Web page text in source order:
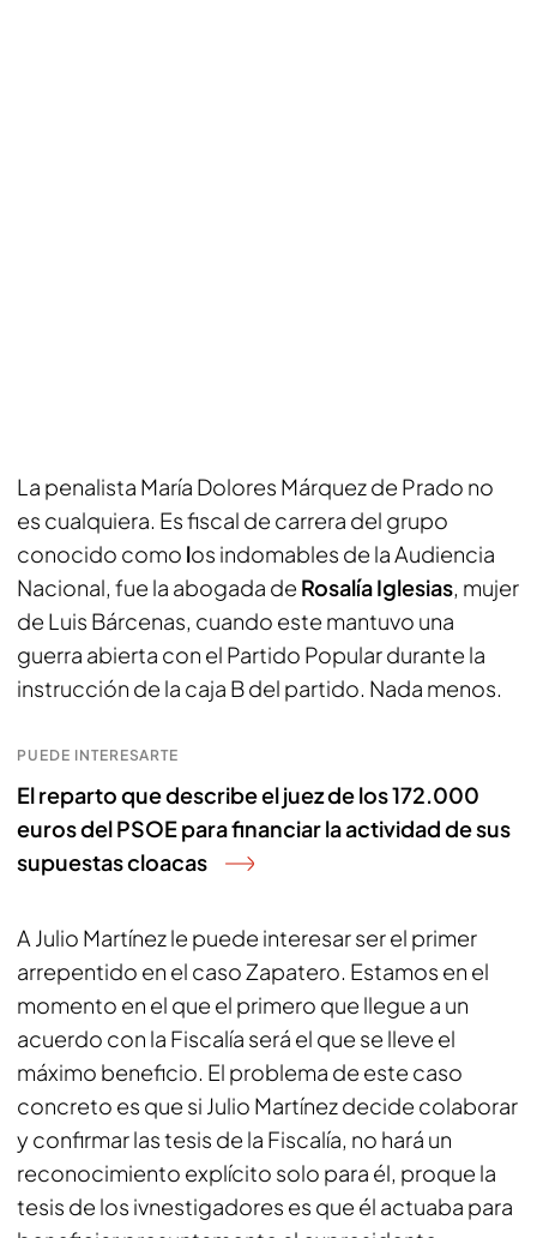
La penalista María Dolores Márquez de Prado no
es cualquiera. Es fiscal de carrera del grupo
conocido como los indomables de la Audiencia
Nacional, fue la abogada de Rosalía Iglesias, mujer
de Luis Bárcenas, cuando este mantuvo una
guerra abierta con el Partido Popular durante la
instrucción de la caja B del partido. Nada menos.
PUEDE INTERESARTE
El reparto que describe el juez de los 172.000
euros del PSOE para financiar la actividad de sus
supuestas cloacas
A Julio Martínez le puede interesar ser el primer
arrepentido en el caso Zapatero. Estamos en el
momento en el que el primero que llegue a un
acuerdo con la Fiscalía será el que se lleve el
máximo beneficio. El problema de este caso
concreto es que si Julio Martínez decide colaborar
y confirmar las tesis de la Fiscalía, no hará un
reconocimiento explícito solo para él, proque la
tesis de los ivnestigadores es que él actuaba para